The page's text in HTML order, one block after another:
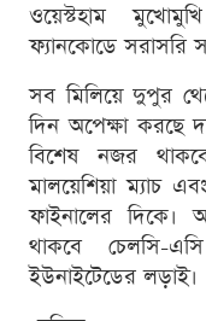
ওয়েস্টহাম
ফ্যানকোডে সরাসরি
সব মিলিয়ে দুপুর
দিন অপেক্ষা করছে
বিশেষ নজর
মালয়েশিয়া ম্যাচ
ফাইনালের দিকে।
থাকবে চেলসি-
ইউনাইটেডের লড়াই।